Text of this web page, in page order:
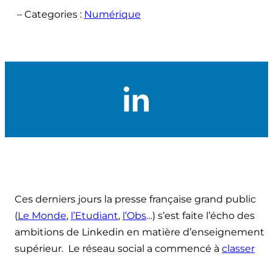
– Categories : Numérique
Ces derniers jours la presse française grand public
(Le Monde, l’Etudiant, l’Obs…) s’est faite l’écho des
ambitions de Linkedin en matière d’enseignement
supérieur. Le réseau social a commencé à classer